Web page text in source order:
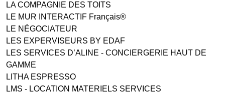
LA COMPAGNIE DES TOITS
LE MUR INTERACTIF Français®
LE NÉGOCIATEUR
LES EXPERVISEURS BY EDAF
LES SERVICES D’ALINE - CONCIERGERIE HAUT DE
GAMME
LITHA ESPRESSO
LMS - LOCATION MATERIELS SERVICES